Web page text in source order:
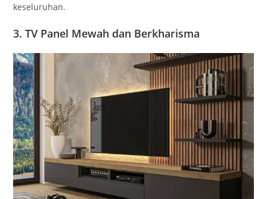
keseluruhan.
3. TV Panel Mewah dan Berkharisma